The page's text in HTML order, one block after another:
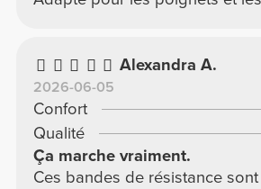
Alexandra A.
2026-06-05
Confort
Qualité
Ça marche vraiment.
Ces bandes de résistance